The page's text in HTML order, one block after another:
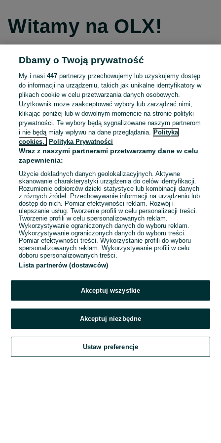
Witamy na OLX!
Kontynuuj przez Facebooka
Kontynuuj przez konto Apple
Kontynuuj przez konto Google
LUB
E-mail
Hasło
Zaloguj się
Kontynuując za pośrednictwem jednego z dostawców wskazanych powyżej,
OLX.pl w jego aktualnym brzmieniu.
Dbamy o Twoją prywatność
My i nasi447 partnerzy przechowujemy lub uzyskujemy dostęp
do informacji na urządzeniu, takich jak unikalne identyfikatory w
plikach cookie w celu przetwarzania danych osobowych.
Użytkownik może zaakceptować wybory lub zarządzać nimi,
klikając poniżej lub w dowolnym momencie na stronie polityki
prywatności. Te wybory będą sygnalizowane naszym partnerom
i nie będą miały wpływu na dane przeglądania.
Polityka
cookies,
Polityka Prywatności
Wraz z naszymi partnerami przetwarzamy dane w celu
zapewnienia:
Użycie dokładnych danych geolokalizacyjnych. Aktywne
skanowanie charakterystyki urządzenia do celów identyfikacji.
Rozumienie odbiorców dzięki statystyce lub kombinacji danych
z różnych źródeł. Przechowywanie informacji na urządzeniu lub
dostęp do nich. Pomiar efektywności reklam. Rozwój i
ulepszanie usług. Tworzenie profili w celu personalizacji treści.
Tworzenie profili w celu spersonalizowanych reklam.
Wykorzystywanie ograniczonych danych do wyboru reklam.
Wykorzystywanie ograniczonych danych do wyboru treści.
Pomiar efektywności treści. Wykorzystanie profili do wyboru
spersonalizowanych reklam. Wykorzystywanie profili w celu
doboru spersonalizowanych treści.
Lista partnerów (dostawców)
Akceptuj wszystkie
Akceptuj niezbędne
Ustaw preferencje